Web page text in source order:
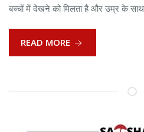
बच्चों में देखने को मिलता है और उम्र के
READ MORE